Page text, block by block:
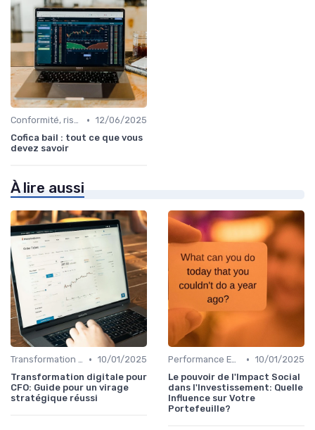
Conformité, risques & réglementation • 12/06/2025
Cofica bail : tout ce que vous
devez savoir
À lire aussi
Transformation de la fonction finance • 10/01/2025
Transformation digitale pour
CFO: Guide pour un virage
stratégique réussi
Performance ESG & finance durable • 10/01/2025
Le pouvoir de l'Impact Social
dans l'Investissement: Quelle
Influence sur Votre
Portefeuille?